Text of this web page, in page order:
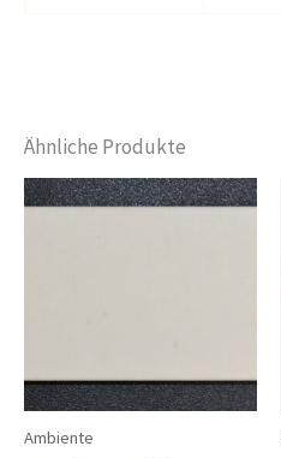
Ähnliche Produkte
Ambiente